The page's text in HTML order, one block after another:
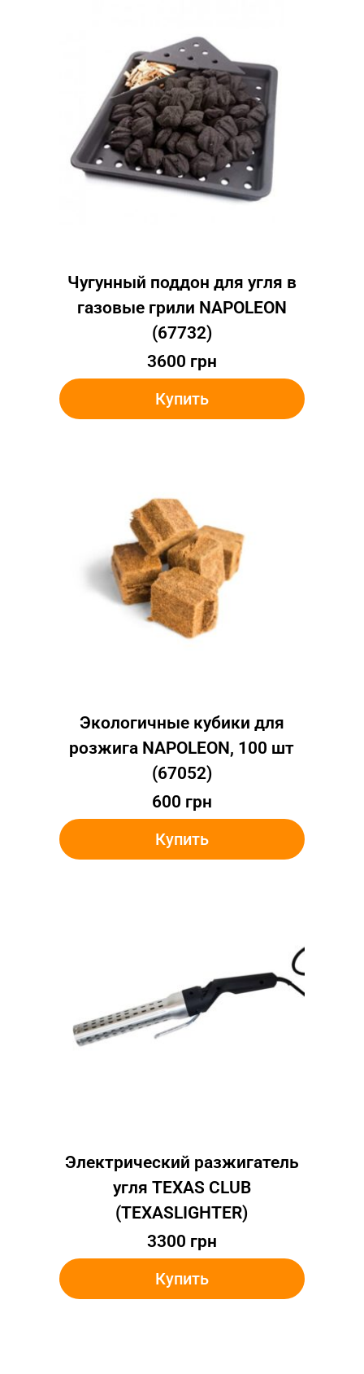
Чугунный поддон для угля в
газовые грили NAPOLEON
(67732)
3600 грн
Купить
Экологичные кубики для
розжига NAPOLEON, 100 шт
(67052)
600 грн
Купить
Электрический разжигатель
угля TEXAS CLUB
(TEXASLIGHTER)
3300 грн
Купить